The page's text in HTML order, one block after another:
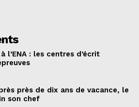
l’ENA : les centres d’écrit
près de dix ans de vacance, le
son chef